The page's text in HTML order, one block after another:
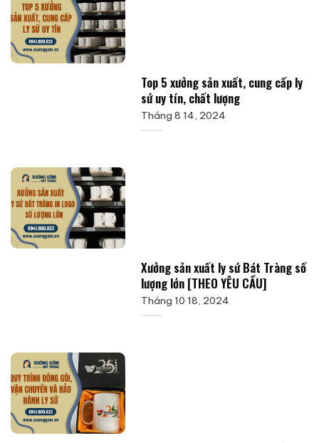
Top 5 xưởng sản xuất, cung cấp ly
sứ uy tín, chất lượng
Tháng 8 14, 2024
Xưởng sản xuất ly sứ Bát Tràng số
lượng lớn [THEO YÊU CẦU]
Tháng 10 18, 2024